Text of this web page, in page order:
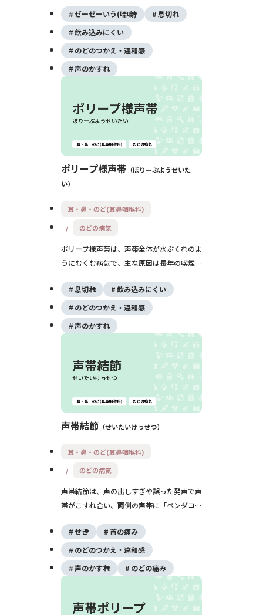
す。声がれや息苦しさの原因となり、再発し
やすいのが特徴です。基本は手術で取り除
き、必要に応じて薬物療法を併用しながら長
期的に経過をみていきます。
ゼーゼーいう(喘鳴)
息切れ
飲み込みにくい
のどのつかえ・違和感
声のかすれ
ポリープ様声帯
ぽりーぷようせいた
い
耳・鼻・のど(耳鼻咽喉科)
のどの病気
ポリープ様声帯は、声帯全体が水ぶくれのよ
うにむくむ病気で、主な原因は長年の喫煙で
た声や声の疲れやすさが特徴です。重症にな
ると息苦しさの原因にもなり、治療の基本は
禁煙と手術・発声指導です。
息切れ
飲み込みにくい
のどのつかえ・違和感
声のかすれ
声帯結節 せいたいけっせつ
耳・鼻・のど(耳鼻咽喉科)
のどの病気
声帯結節は、声の出しすぎや誤った発声で声
帯がこすれ合い、両側の声帯に「ペンダコ・
す。声がかれる・出しにくいなどの症状が続
きますが、多くは声の使い方の見直しや音声
リハビリで改善し、必要に応じて手術が行わ
れます。
せき
首の痛み
のどのつかえ・違和感
声のかすれ
のどの痛み